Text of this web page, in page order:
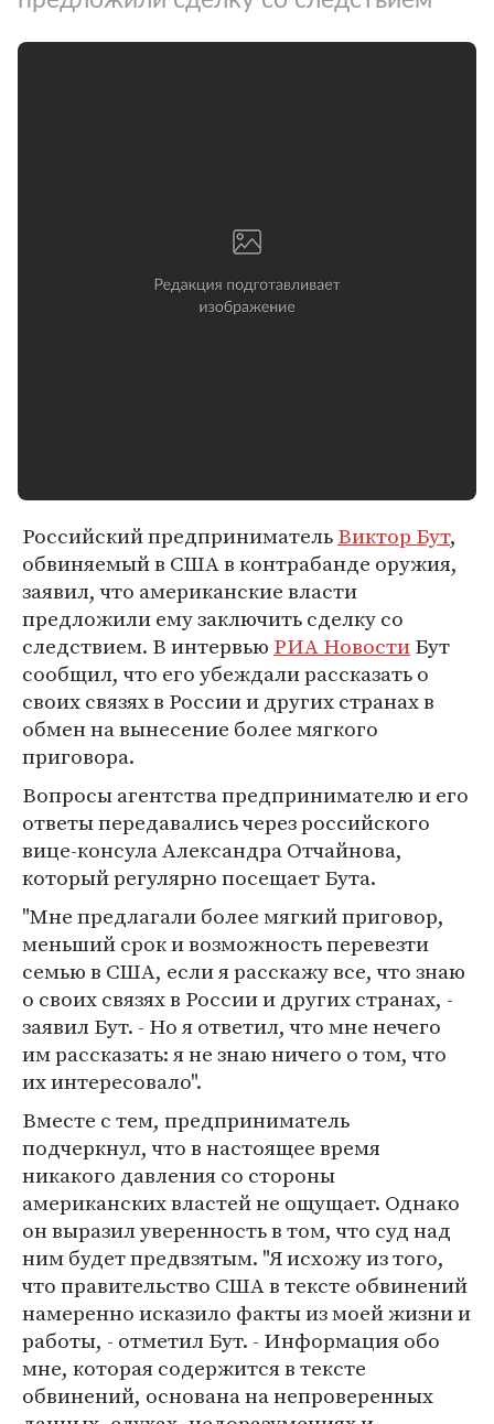
Российский предпринимательВиктор Бут,
обвиняемый в США в контрабанде оружия,
заявил, что американские власти
предложили ему заключить сделку со
следствием. В интервью РИА НовостиБут
сообщил, что его убеждали рассказать о
своих связях в России и других странах в
обмен на вынесение более мягкого
приговора.
Вопросы агентства предпринимателю и его
ответы передавались через российского
вице-консула Александра Отчайнова,
который регулярно посещает Бута.
"Мне предлагали более мягкий приговор,
меньший срок и возможность перевезти
семью в США, если я расскажу все, что знаю
о своих связях в России и других странах, -
заявил Бут. - Но я ответил, что мне нечего
им рассказать: я не знаю ничего о том, что
их интересовало".
Вместе с тем, предприниматель
подчеркнул, что в настоящее время
никакого давления со стороны
американских властей не ощущает. Однако
он выразил уверенность в том, что суд над
ним будет предвзятым. "Я исхожу из того,
что правительство США в тексте обвинений
намеренно исказило факты из моей жизни и
работы, - отметил Бут. - Информация обо
мне, которая содержится в тексте
обвинений, основана на непроверенных